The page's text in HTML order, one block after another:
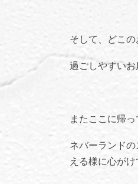
そして、どこ
過ごしやすい
またここに帰
ネバーランド
える様に心が